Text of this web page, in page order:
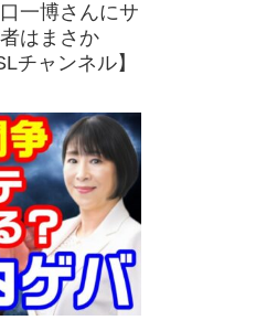
一博さんにサ
はまさか
チャンネル】